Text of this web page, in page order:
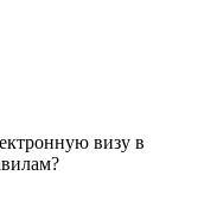
визу в